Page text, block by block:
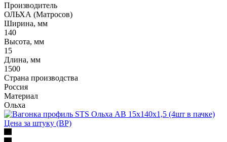
Производитель
ОЛЬХА (Матросов)
Ширина, мм
140
Высота, мм
15
Длина, мм
1500
Страна производства
Россия
Материал
Ольха